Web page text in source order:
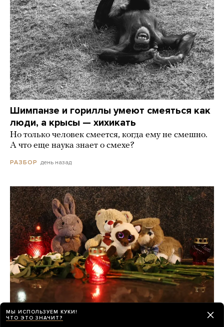
Шимпанзе и гориллы умеют смеяться как
люди, а крысы — хихикать
Но только человек смеется, когда ему не смешно.
А что еще наука знает о смехе?
РАЗБОР день назад
МЫ ИСПОЛЬЗУЕМ КУКИ!
ЧТО ЭТО ЗНАЧИТ?